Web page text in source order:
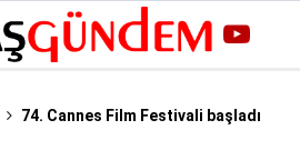
74. Cannes Film Festivali başladı